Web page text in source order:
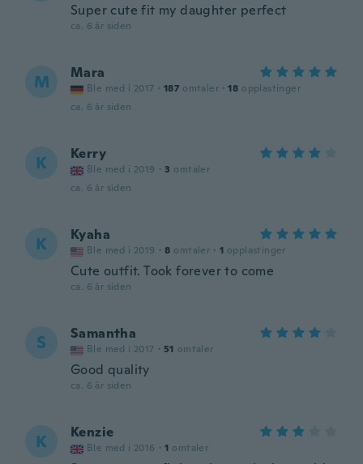
Super cute fit my daughter perfect
ca. 6 år siden
M Mara
Ble med i 2017 · 187 omtaler · 18 opplastinger
ca. 6 år siden
K Kerry
Ble med i 2019 · 3 omtaler
ca. 6 år siden
K Kyaha
Ble med i 2019 · 8 omtaler · 1 opplastinger
Cute outfit. Took forever to come
ca. 6 år siden
S Samantha
Ble med i 2017 · 51 omtaler
Good quality
ca. 6 år siden
K Kenzie
Ble med i 2016 · 1 omtaler